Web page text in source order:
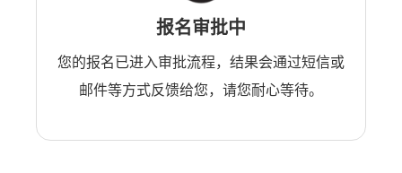
报名审批中
您的报名已进入审批流程，结果会通过短信或
邮件等方式反馈给您，请您耐心等待。